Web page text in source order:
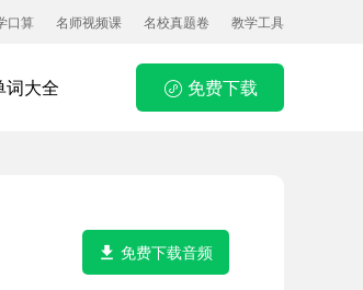
口算 名师视频课 名校真题卷 教学工具
词大全 免费下载
免费下载音频